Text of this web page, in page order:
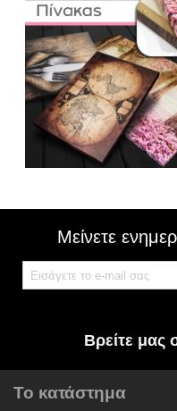
Μείνετε
Βρείτε μας
Το κατάστημα